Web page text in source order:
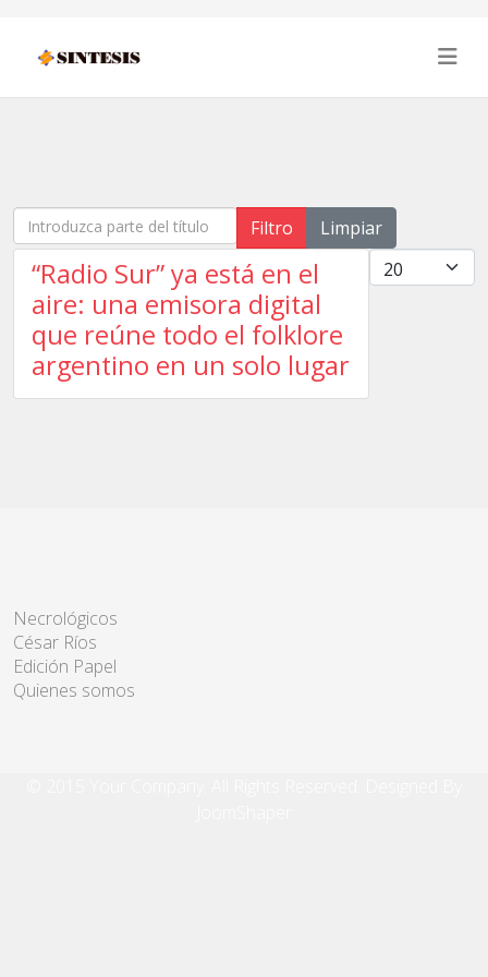
Introduzca parte del título Filtro
Limpiar
Cantidad
“Radio Sur” ya está en el
aire: una emisora digital
que reúne todo el folklore
argentino en un solo lugar
Necrológicos
César Ríos
Edición Papel
Quienes somos